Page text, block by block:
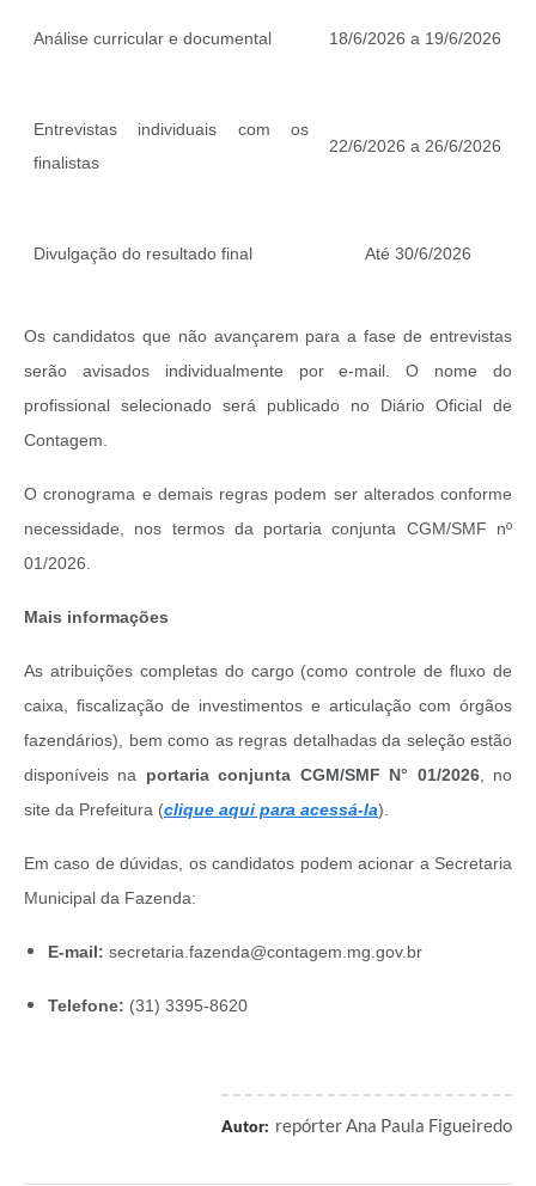
Análise curricular e documental 18/6/2026 a 19/6/2026
Entrevistas individuais com os
finalistas
22/6/2026 a 26/6/2026
Divulgação do resultado final Até 30/6/2026
Os candidatos que não avançarem para a fase de entrevistas
serão avisados individualmente por e-mail. O nome do
profissional selecionado será publicado no Diário Oficial de
Contagem.
O cronograma e demais regras podem ser alterados conforme
necessidade, nos termos da portaria conjunta CGM/SMF nº
01/2026.
Mais informações
As atribuições completas do cargo (como controle de fluxo de
caixa, fiscalização de investimentos e articulação com órgãos
fazendários), bem como as regras detalhadas da seleção estão
disponíveis na portariaconjunta CGM/SMF N° 01/2026, no
site da Prefeitura (clique aqui para acessá-la).
Em caso de dúvidas, os candidatos podem acionar a Secretaria
Municipal da Fazenda:
E-mail: secretaria.fazenda@contagem.mg.gov.br
Telefone: (31) 3395-8620
Autor: repórter Ana Paula Figueiredo